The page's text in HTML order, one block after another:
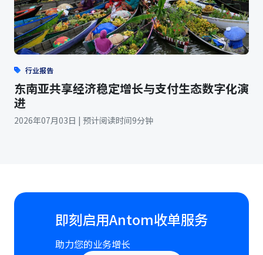
行业报告
东南亚共享经济稳定增长与支付生态数字化演
进
2026年07月03日 | 预计阅读时间9分钟
即刻启用Antom收单服务
助力您的业务增长